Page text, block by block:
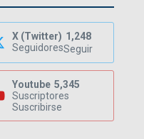
X (Twitter) 1,248
SeguidoresSeguir
Youtube 5,345
Suscriptores
Suscribirse